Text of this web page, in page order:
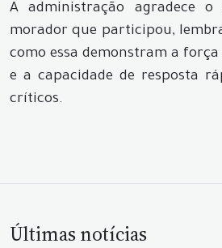
A administração agradece o
morador que participou,
como essa demonstram a
e a capacidade de resposta
críticos.
Últimas notícias